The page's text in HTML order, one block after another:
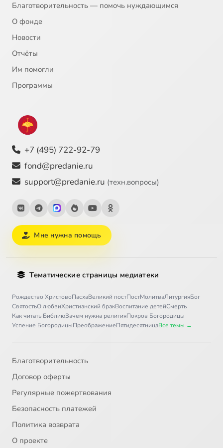
Благотворительность — помочь нуждающимся
О фонде
Новости
Отчёты
Им помогли
Программы
+7 (495) 722-92-79
fond@predanie.ru
support@predanie.ru (техн.вопросы)
Мне нужна помощь
Тематические страницы медиатеки
Рождество ХристовоПасхаВеликий постПостМолитваЛитургияБог
СвятостьО любвиХристианский бракВоспитание детейСмерть
Как читать БиблиюЗачем нужна религияПокров Богородицы
Успение БогородицыПреображениеПятидесятницаВсе темы →
Благотворительность
Договор оферты
Регулярные пожертвования
Безопасность платежей
Политика возврата
О проекте